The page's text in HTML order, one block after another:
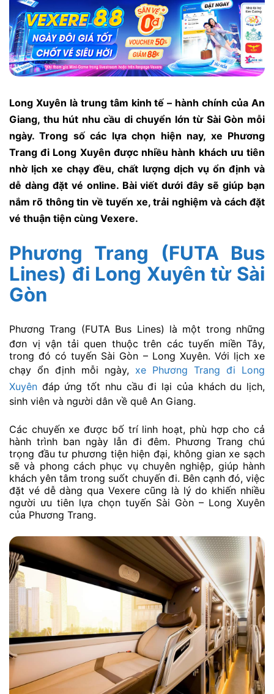
Long Xuyên là trung tâm kinh tế – hành chính của An
Giang, thu hút nhu cầu di chuyển lớn từ Sài Gòn mỗi
ngày. Trong số các lựa chọn hiện nay, xe Phương
Trang đi Long Xuyên được nhiều hành khách ưu tiên
nhờ lịch xe chạy đều, chất lượng dịch vụ ổn định và
dễ dàng đặt vé online. Bài viết dưới đây sẽ giúp bạn
nắm rõ thông tin về tuyến xe, trải nghiệm và cách đặt
vé thuận tiện cùng Vexere.
Phương Trang (FUTA Bus
Lines) đi Long Xuyên từ Sài
Gòn
Phương Trang (FUTA Bus Lines) là một trong những
đơn vị vận tải quen thuộc trên các tuyến miền Tây,
trong đó có tuyến Sài Gòn – Long Xuyên. Với lịch xe
chạy ổn định mỗi ngày, xe Phương Trang đi Long
Xuyên đáp ứng tốt nhu cầu đi lại của khách du lịch,
sinh viên và người dân về quê An Giang.
Các chuyến xe được bố trí linh hoạt, phù hợp cho cả
hành trình ban ngày lẫn đi đêm. Phương Trang chú
trọng đầu tư phương tiện hiện đại, không gian xe sạch
sẽ và phong cách phục vụ chuyên nghiệp, giúp hành
khách yên tâm trong suốt chuyến đi. Bên cạnh đó, việc
đặt vé dễ dàng qua Vexere cũng là lý do khiến nhiều
người ưu tiên lựa chọn tuyến Sài Gòn – Long Xuyên
của Phương Trang.